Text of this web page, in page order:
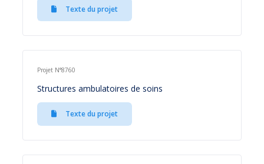
Texte du projet
Projet N°8760
Structures ambulatoires de soins
Texte du projet